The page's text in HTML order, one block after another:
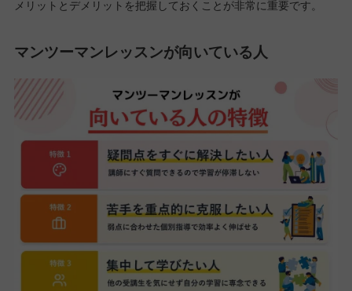
メリットとデメリットを把握しておくことが非常に重要です。
マンツーマンレッスンが向いている人